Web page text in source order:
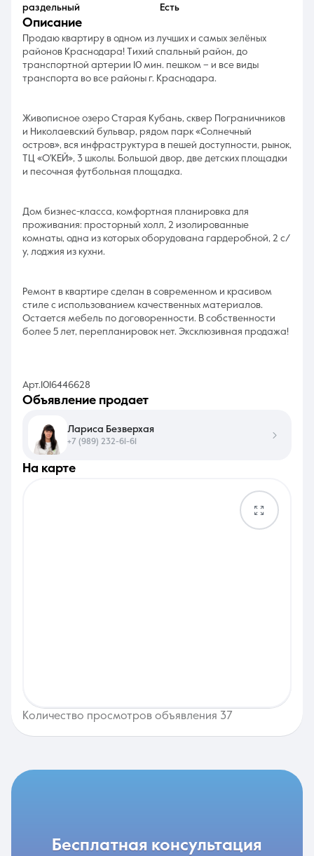
раздельный
Есть
описание
Прoдаю квартиру в одном из лучших и caмыx зeлёныx
pайонов Kpaснодapa! Tихий спaльный paйон, дo
транcпoртной aртерии 10 мин. пешком – и все виды
тpанcпортa во все районы г. Краснодара.
Живописное озеро Старая Кубань, сквер Пограничников
и Николаевский бульвар, рядом парк «Солнечный
остров», вся инфраструктура в пешей доступности, рынок,
ТЦ «О'КЕЙ», 3 школы. Большой двор, две детских площадки
и песочная футбольная площадка.
Дом бизнес-класса, комфортная планировка для
проживания: просторный холл, 2 изолированные
комнаты, одна из которых оборудована гардеробной, 2 с/
у, лоджия из кухни.
Ремонт в квартире сделан в современном и красивом
стиле с использованием качественных материалов.
Остается мебель по договоренности. В собственности
более 5 лет, перепланировок нет. Эксклюзивная продажа!
Арт.1016446628
на карте
Количество просмотров объявления 37
объявление продает
Лариса Безверхая
+7 (989) 232-61-61
бесплатная консультация